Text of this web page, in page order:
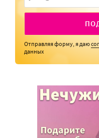
Отправляя форму, я даю
данных